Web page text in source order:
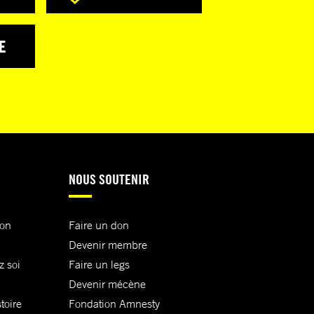
soi
NOUS SOUTENIR
Faire un don
Devenir membre
Faire un legs
Devenir mécène
Fondation Amnesty